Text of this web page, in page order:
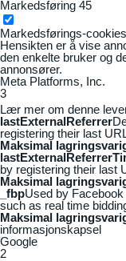
Markedsføring 45
Markedsførings-
Hensikten er å vise
den enkelte bruker og
annonsører.
Meta Platforms, Inc.
3
Lær mer om denne
lastExternalReferrer
registering their last
Maksimal
by registering their last
Maksimal
_fbpUsed by
such as real time
Maksimal
informasjonskapsel
Google
2